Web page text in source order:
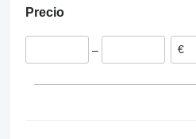
Reino Unido
Bélgica
Precio
–